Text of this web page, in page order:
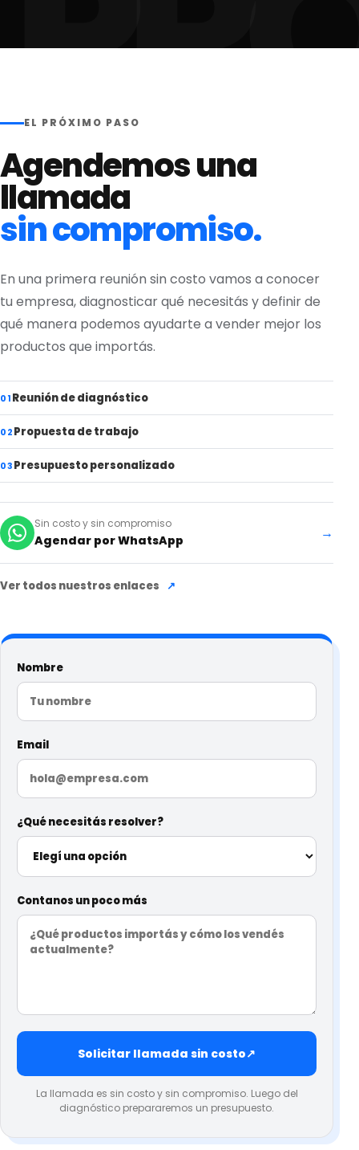
EL PRÓXIMO PASO
Agendemos una
llamada
sin compromiso.
En una primera reunión sin costo vamos a conocer
tu empresa, diagnosticar qué necesitás y definir de
qué manera podemos ayudarte a vender mejor los
productos que importás.
01Reunión de diagnóstico
02Propuesta de trabajo
03Presupuesto personalizado
Sin costo y sin compromiso
Agendar por WhatsApp →
Ver todos nuestros enlaces ↗
Nombre
Email
¿Qué necesitás resolver?
Contanos un poco más
Solicitar llamada sin costo↗
La llamada es sin costo y sin compromiso. Luego del
diagnóstico prepararemos un presupuesto.